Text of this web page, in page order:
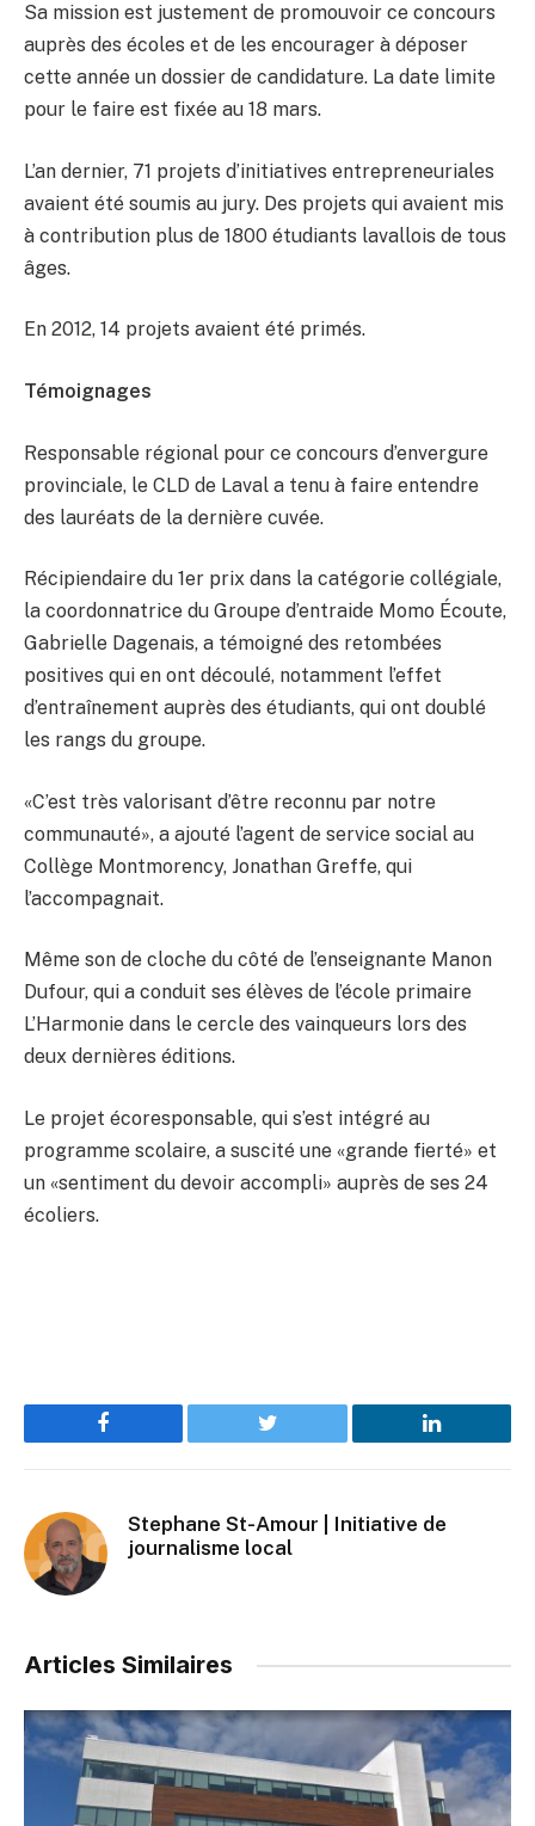
Sa mission est justement de promouvoir ce concours
auprès des écoles et de les encourager à déposer
cette année un dossier de candidature. La date limite
pour le faire est fixée au 18 mars.
L’an dernier, 71 projets d’initiatives entrepreneuriales
avaient été soumis au jury. Des projets qui avaient mis
à contribution plus de 1800 étudiants lavallois de tous
âges.
En 2012, 14 projets avaient été primés.
Témoignages
Responsable régional pour ce concours d’envergure
provinciale, le CLD de Laval a tenu à faire entendre
des lauréats de la dernière cuvée.
Récipiendaire du 1er prix dans la catégorie collégiale,
la coordonnatrice du Groupe d’entraide Momo Écoute,
Gabrielle Dagenais, a témoigné des retombées
positives qui en ont découlé, notamment l’effet
d’entraînement auprès des étudiants, qui ont doublé
les rangs du groupe.
«C’est très valorisant d’être reconnu par notre
communauté», a ajouté l’agent de service social au
Collège Montmorency, Jonathan Greffe, qui
l’accompagnait.
Même son de cloche du côté de l’enseignante Manon
Dufour, qui a conduit ses élèves de l’école primaire
L’Harmonie dans le cercle des vainqueurs lors des
deux dernières éditions.
Le projet écoresponsable, qui s’est intégré au
programme scolaire, a suscité une «grande fierté» et
un «sentiment du devoir accompli» auprès de ses 24
écoliers.
Facebook Twitter LinkedIn
Stephane St-Amour | Initiative de
journalisme local
Articles Similaires